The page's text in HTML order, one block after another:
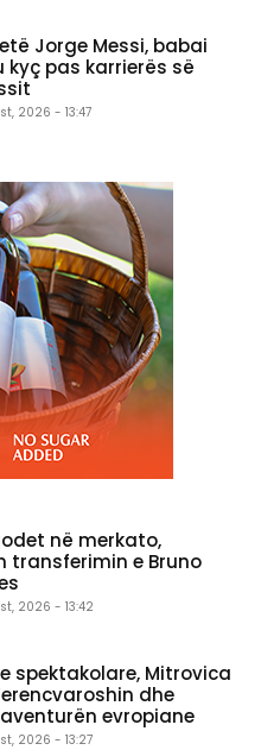
Jorge Messi, babai
kyç pas karrierës së
2026 - 13:47
në merkato,
transferimin e Bruno
2026 - 13:42
spektakolare, Mitrovica
dhe
evropiane
2026 - 13:27